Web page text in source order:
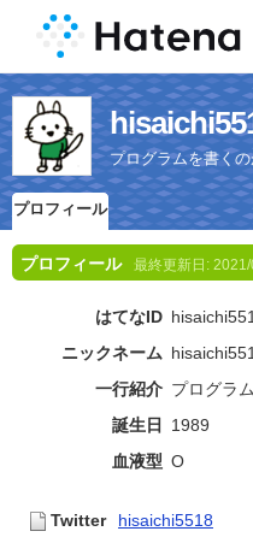
プログラムを書く
プロフィール
プロフィール 最終更新日: 2021/
はてなID
ニックネーム
一行紹介 プログラ
誕生日
1989
血液型 O
Twitter hisaichi5518